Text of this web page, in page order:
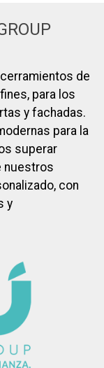
de
para los
y fachadas.
para la
superar
nuestros
con
y